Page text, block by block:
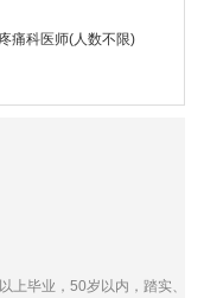
联
痛科医师(人数不限)
上毕业，50岁以内，踏实、